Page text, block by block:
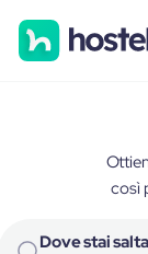
così
Dove stai